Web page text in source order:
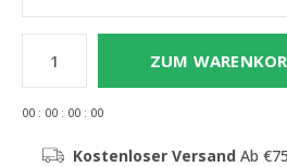
ZUM
00 : 00 : 00 : 00
Kostenloser Versand Ab